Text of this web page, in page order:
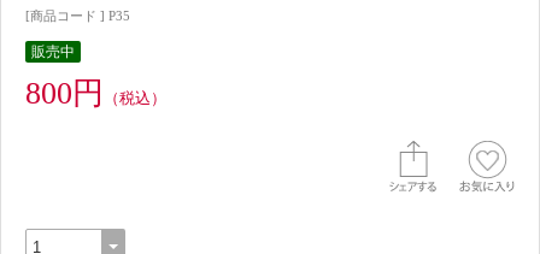
[商品コード ] P35
販売中
800円 （税込）